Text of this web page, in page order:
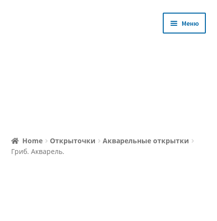
Меню
Уроки с Мастером
Home Открыточки
Акварельные открытки
Гриб. Акварель.